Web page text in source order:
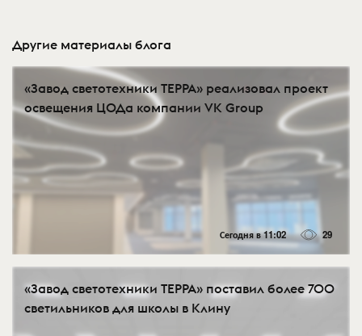
Другие материалы блога
«Завод светотехники ТЕРРА» реализовал проект
освещения ЦОДа компании VK Group
Сегодня в 11:02 29
«Завод светотехники ТЕРРА» поставил более 700
светильников для школы в Клину